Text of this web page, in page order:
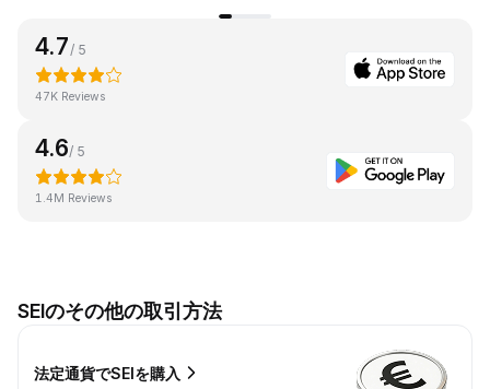
4.7/ 5
47K Reviews
4.6/ 5
1.4M Reviews
SEIのその他の取引方法
法定通貨でSEIを購入